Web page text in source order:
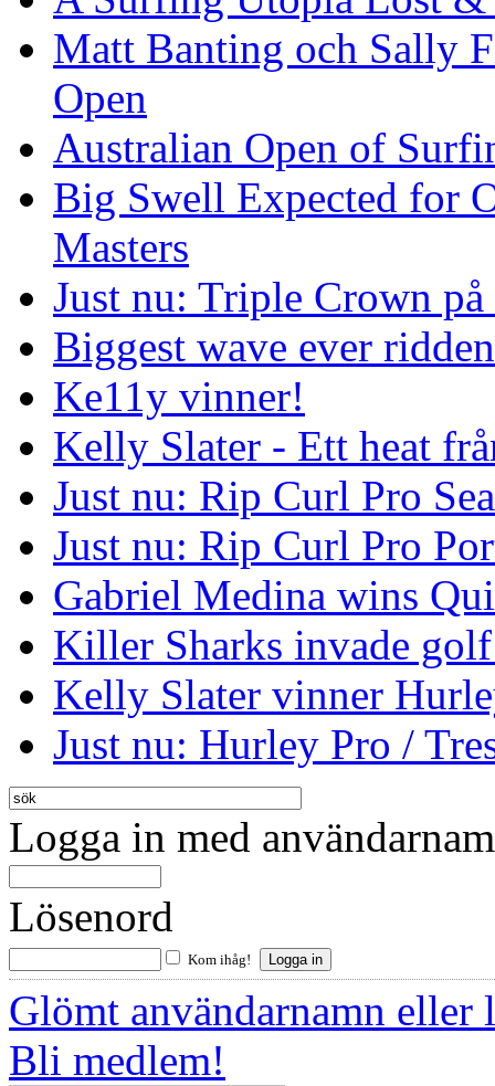
Matt Banting och Sally
Open
Australian Open of
Big Swell Expected for
Masters
Just nu: Triple Crown på
Biggest wave ever
Ke11y vinner!
Kelly Slater - Ett heat
Just nu: Rip Curl Pro
Just nu: Rip Curl Pro
Gabriel Medina wins
Killer Sharks invade
Kelly Slater vinner
Just nu: Hurley Pro /
Logga in med
Lösenord
Kom ihåg!
Glömt användarnamn eller
Bli medlem!